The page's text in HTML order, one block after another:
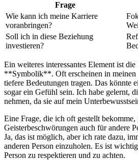
Frage
Wie kann ich meine Karriere
voranbringen?
Soll ich in diese Beziehung
investieren?
Ein weiteres interessantes Element ist
**Symbolik**. Oft erscheinen in meinen
tiefere Bedeutungen tragen. Das könnte
sogar ein Gefühl sein. Ich​ habe gelernt,
nehmen, ⁤da sie auf mein
Eine Frage, die ich oft gestellt bekomme,
Geisterbeschwörungen auch für andere
Ja, das ist möglich, aber ich rate dazu,
anderen Person einzuholen. Es ist
Person zu respektieren und zu achten.